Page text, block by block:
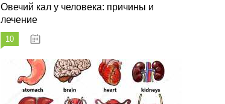
Овечий кал у человека: причины и
лечение
10